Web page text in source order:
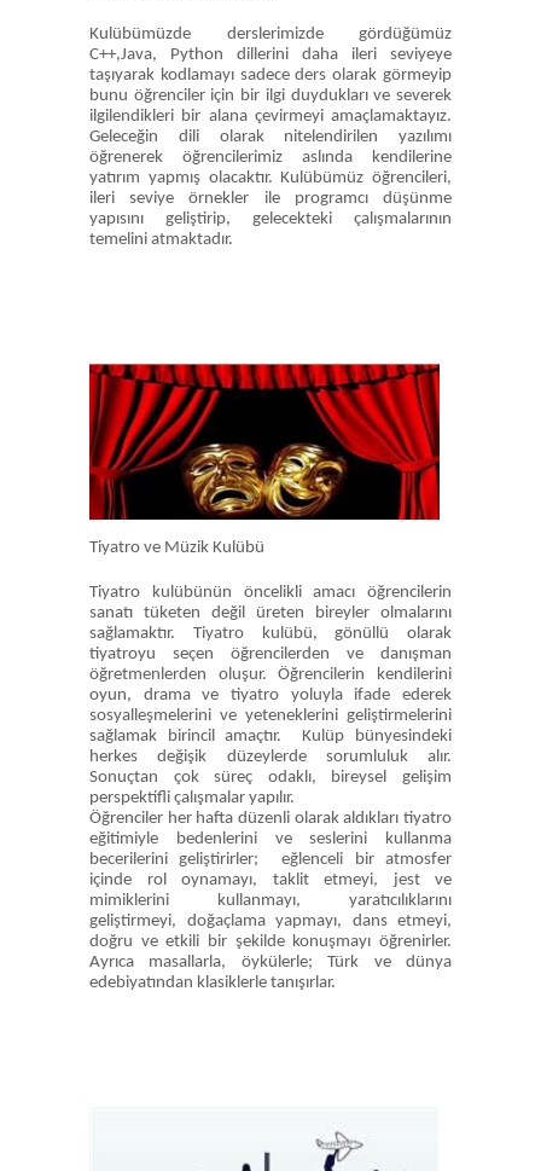
Kulübümüzde derslerimizde gördüğümüz
C++,Java, Python dillerini daha ileri seviyeye
taşıyarak kodlamayı sadece ders olarak görmeyip
bunu öğrenciler için bir ilgi duydukları ve severek
ilgilendikleri bir alana çevirmeyi amaçlamaktayız.
Geleceğin dili olarak nitelendirilen yazılımı
öğrenerek öğrencilerimiz aslında kendilerine
yatırım yapmış olacaktır. Kulübümüz öğrencileri,
ileri seviye örnekler ile programcı düşünme
yapısını geliştirip, gelecekteki çalışmalarının
temelini atmaktadır.
Tiyatro ve Müzik Kulübü
Tiyatro kulübünün öncelikli amacı öğrencilerin
sanatı tüketen değil üreten bireyler olmalarını
sağlamaktır. Tiyatro kulübü, gönüllü olarak
tiyatroyu seçen öğrencilerden ve danışman
öğretmenlerden oluşur. Öğrencilerin kendilerini
oyun, drama ve tiyatro yoluyla ifade ederek
sosyalleşmelerini ve yeteneklerini geliştirmelerini
sağlamak birincil amaçtır. Kulüp bünyesindeki
herkes değişik düzeylerde sorumluluk alır.
Sonuçtan çok süreç odaklı, bireysel gelişim
perspektifli çalışmalar yapılır.
Öğrenciler her hafta düzenli olarak aldıkları tiyatro
eğitimiyle bedenlerini ve seslerini kullanma
becerilerini geliştirirler; eğlenceli bir atmosfer
içinde rol oynamayı, taklit etmeyi, jest ve
mimiklerini kullanmayı, yaratıcılıklarını
geliştirmeyi, doğaçlama yapmayı, dans etmeyi,
doğru ve etkili bir şekilde konuşmayı öğrenirler.
Ayrıca masallarla, öykülerle; Türk ve dünya
edebiyatından klasiklerle tanışırlar.